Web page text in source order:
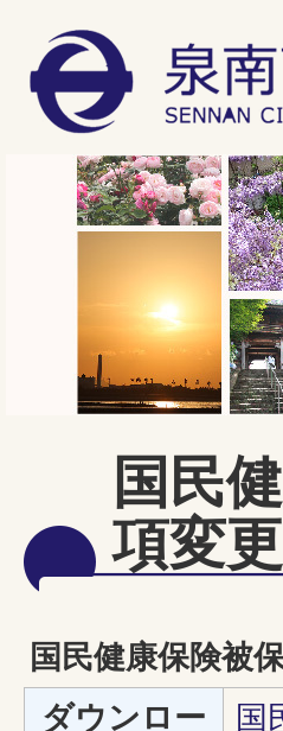
国民
項変
国民健康保険被
ダウンロー
国